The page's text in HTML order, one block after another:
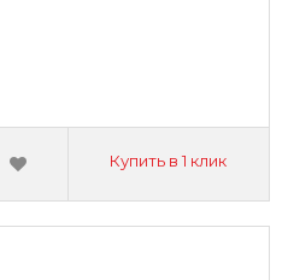
Купить в 1 клик